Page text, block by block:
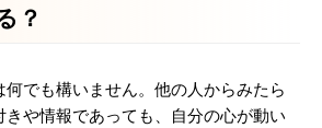
？
何でも構いません。他の人からみたら
きや情報であっても、自分の心が動い